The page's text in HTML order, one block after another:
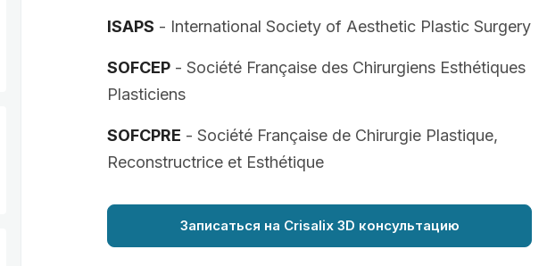
ISAPS - International Society of Aesthetic Plastic Surgery
SOFCEP - Société Française des Chirurgiens Esthétiques
Plasticiens
SOFCPRE - Société Française de Chirurgie Plastique,
Reconstructrice et Esthétique
Записаться на Crisalix 3D консультацию